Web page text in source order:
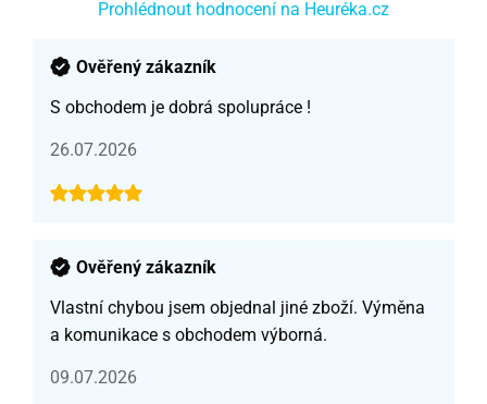
Prohlédnout hodnocení na Heuréka.cz
Ověřený zákazník
S obchodem je dobrá spolupráce !
26.07.2026
Ověřený zákazník
Vlastní chybou jsem objednal jiné zboží. Výměna
a komunikace s obchodem výborná.
09.07.2026